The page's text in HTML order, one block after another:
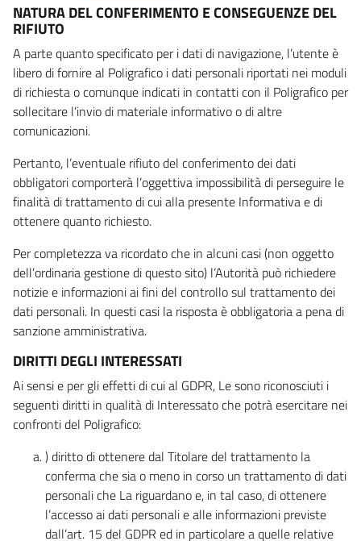
NATURA DEL CONFERIMENTO E CONSEGUENZE DEL
RIFIUTO
A parte quanto specificato per i dati di navigazione, l’utente è
libero di fornire al Poligrafico i dati personali riportati nei moduli
di richiesta o comunque indicati in contatti con il Poligrafico per
sollecitare l’invio di materiale informativo o di altre
comunicazioni.
Pertanto, l’eventuale rifiuto del conferimento dei dati
obbligatori comporterà l’oggettiva impossibilità di perseguire le
finalità di trattamento di cui alla presente Informativa e di
ottenere quanto richiesto.
Per completezza va ricordato che in alcuni casi (non oggetto
dell’ordinaria gestione di questo sito) l’Autorità può richiedere
notizie e informazioni ai fini del controllo sul trattamento dei
dati personali. In questi casi la risposta è obbligatoria a pena di
sanzione amministrativa.
DIRITTI DEGLI INTERESSATI
Ai sensi e per gli effetti di cui al GDPR, Le sono riconosciuti i
seguenti diritti in qualità di Interessato che potrà esercitare nei
confronti del Poligrafico:
) diritto di ottenere dal Titolare del trattamento la
conferma che sia o meno in corso un trattamento di dati
personali che La riguardano e, in tal caso, di ottenere
l’accesso ai dati personali e alle informazioni previste
dall’art. 15 del GDPR ed in particolare a quelle relative